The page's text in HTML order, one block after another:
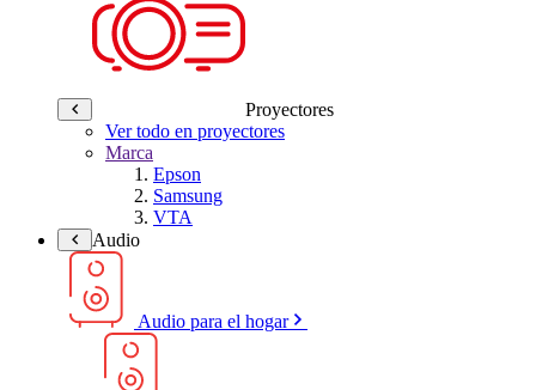
Proyectores
Ver todo en proyectores
Marca
Epson
Samsung
VTA
Audio
Audio para el hogar